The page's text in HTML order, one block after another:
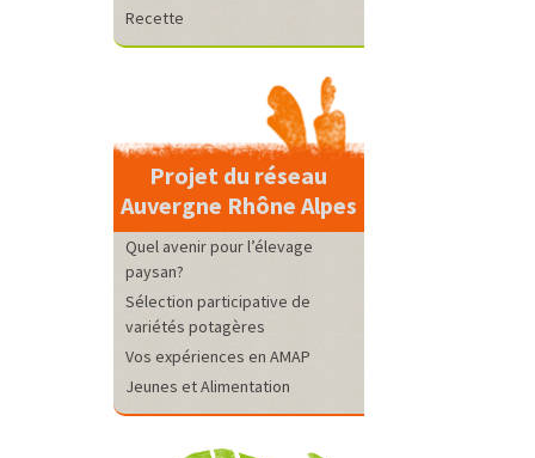
Recette
Projet du réseau
Auvergne Rhône Alpes
Quel avenir pour l’élevage
paysan?
Sélection participative de
variétés potagères
Vos expériences en AMAP
Jeunes et Alimentation